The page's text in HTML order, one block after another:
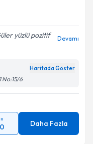
yüzlü pozitif
Devamı
Haritada Göster
No:15/6
Daha Fazla